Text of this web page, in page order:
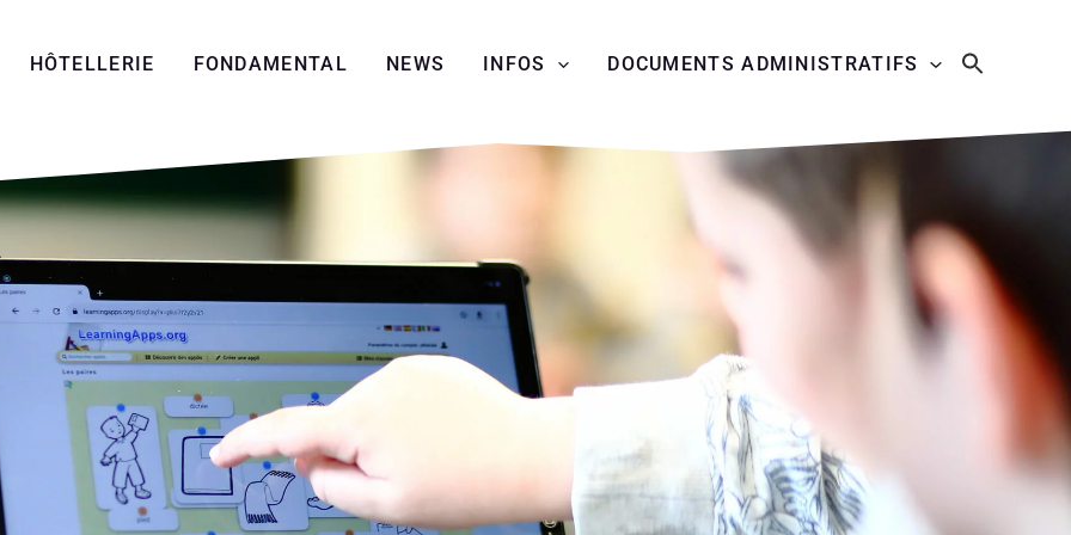
HÔTELLERIE FONDAMENTAL NEWS INFOS DOCUMENTS ADMINISTRATIFS